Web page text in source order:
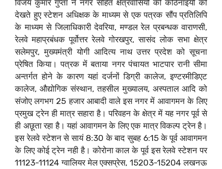
विजय कुमार गुप्ता ने नगर सहित क्षेत्रवासियों की कठिनाइयों को
देखते हुए स्टेशन अधिक्षक के माध्यम से एक पत्रक सौंप प्रतिलिपि
के माध्यम से जिलाधिकारी देवरिया, मण्डल रेल प्रबन्धक वाराणसी,
रेलवे महाप्रबंधक पूर्वोत्तर रेलवे गोरखपुर, सासंद लोक सभा क्षेत्र
सलेमपुर, मुख्यमंत्री योगी आदित्य नाथ उत्तर प्रदेश को सूचना
प्रेषित किया। पत्रक में बताया नगर पंचायत भाटपार रानी सीमा
अन्तर्गत होने के कारण यहां दर्जनों डिग्री कालेज, इण्टरमीडिएट
कालेज, औद्योगिक संस्थान, तहसील मुख्यालय, अस्पताल आदि को
संजोए लगभग 25 हजार आबादी वाले इस नगर में आवागमन के लिए
प्रमुख ट्रेन ही मात्र सहारा है। परिवहन के क्षेत्र में यह नगर पूर्व से
ही अछूता रहा है। यहां आवागमन के लिए एक मात्र विकल्प ट्रेन है।
इस रेलवे स्टेशन से सायं 8:30 के बाद सुबह 6:15 के पूर्व आवागमन
के लिए कोई ट्रेन नही है। कोरोना काल के पूर्व इस रेलवे स्टेशन पर
11123-11124 ग्वालियर मेल एक्सप्रेस, 15203-15204 लखनऊ